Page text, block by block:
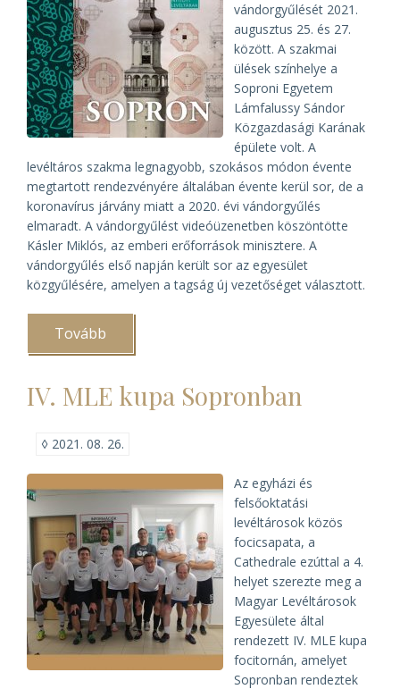
vándorgyűlését 2021.
augusztus 25. és 27.
között. A szakmai
ülések színhelye a
Soproni Egyetem
Lámfalussy Sándor
Közgazdasági Karának
épülete volt. A
levéltáros szakma legnagyobb, szokásos módon évente
megtartott rendezvényére általában évente kerül sor, de a
koronavírus járvány miatt a 2020. évi vándorgyűlés
elmaradt. A vándorgyűlést videóüzenetben köszöntötte
Kásler Miklós, az emberi erőforrások minisztere. A
vándorgyűlés első napján került sor az egyesület
közgyűlésére, amelyen a tagság új vezetőséget választott.
Tovább
válaszott
Magyar
Levéltárosok
IV. MLE kupa Sopronban
◊ 2021. 08. 26.
Az egyházi és
felsőoktatási
levéltárosok közös
focicsapata, a
Cathedrale ezúttal a 4.
helyet szerezte meg a
Magyar Levéltárosok
Egyesülete által
rendezett IV. MLE kupa
focitornán, amelyet
Sopronban rendeztek